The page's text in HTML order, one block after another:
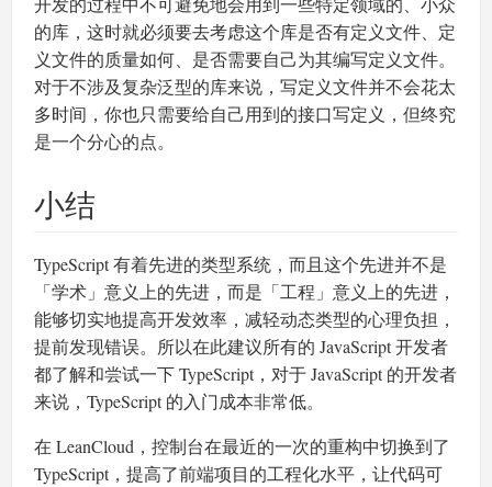
的库，这时就必须要去考虑这个库是否有定义文件、定
义文件的质量如何、是否需要自己为其编写定义文件。
对于不涉及复杂泛型的库来说，写定义文件并不会花太
多时间，你也只需要给自己用到的接口写定义，但终究
是一个分心的点。
小结
TypeScript 有着先进的类型系统，而且这个先进并不是
「学术」意义上的先进，而是「工程」意义上的先进，
能够切实地提高开发效率，减轻动态类型的心理负担，
提前发现错误。所以在此建议所有的 JavaScript 开发者
都了解和尝试一下 TypeScript，对于 JavaScript 的开发者
来说，TypeScript 的入门成本非常低。
在 LeanCloud，控制台在最近的一次的重构中切换到了
TypeScript，提高了前端项目的工程化水平，让代码可